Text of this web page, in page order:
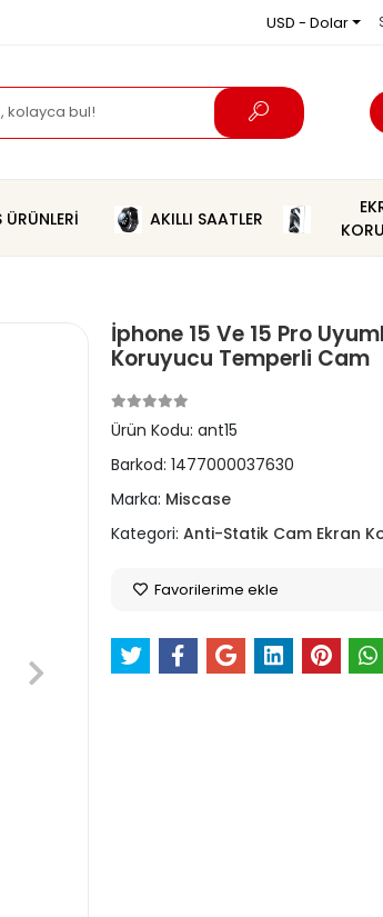
USD - Dolar
ÜRÜNLERİ AKILLI SAATLER
İphone 15 Ve 15 Pro
Koruyucu Temperli Cam
Ürün Kodu: ant15
Barkod: 1477000037630
Marka: Miscase
Kategori: Anti-Statik Cam Ekran
Favorilerime ekle